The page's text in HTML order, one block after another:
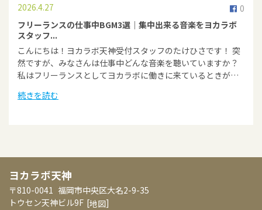
0
2026.4.27
フリーランスの仕事中BGM3選｜集中出来る音楽をヨカラボ
スタッフ...
こんにちは！ヨカラボ天神受付スタッフのたけひさです！ 突
然ですが、みなさんは仕事中どんな音楽を聴いていますか？
私はフリーランスとしてヨカラボに働きに来ているときが…
続きを読む
ヨカラボ天神
〒810-0041 福岡市中央区大名2-9-35
トウセン天神ビル9F [地図]